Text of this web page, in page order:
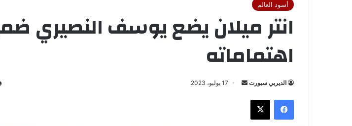
أسود العالم
انتر ميلان يضع يوسف النصيري
اهتماماته
الديربي سبورت 17 يوليو، 2023
فيسبوك